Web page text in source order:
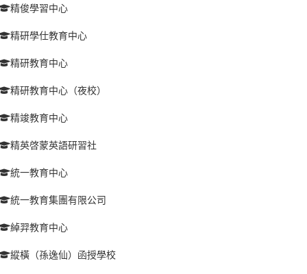
精俊學習中心
精研學仕教育中心
精研教育中心
精研教育中心（夜校）
精竣教育中心
精英啓蒙英語研習社
統一教育中心
統一教育集團有限公司
綽羿教育中心
縱橫（孫逸仙）函授學校